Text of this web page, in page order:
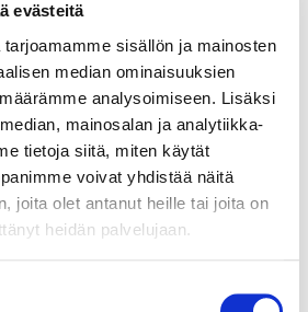
evästeitä
sisällön ja mainosten
median ominaisuuksien
analysoimiseen. Lisäksi
mainosalan ja analytiikka-
tietoja siitä, miten käytät
voivat yhdistää näitä
joita olet antanut heille tai joita on
heidän palvelujaan.
25mm, korkeus 32 – 125
ja vaakaprofiili alumiini